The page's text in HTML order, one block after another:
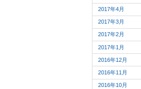
2017年4月
2017年3月
2017年2月
2017年1月
2016年12月
2016年11月
2016年10月